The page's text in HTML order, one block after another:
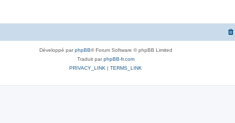
Développé parphpBB® Forum Software © phpBB Limited
Traduit parphpBB-fr.com
PRIVACY_LINK | TERMS_LINK